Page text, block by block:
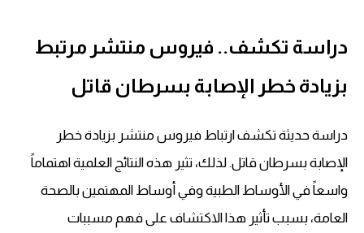
دراسة تكشف.. فيروس منتشر مرتبط
بزيادة خطر الإصابة بسرطان قاتل
دراسة حديثة تكشف ارتباط فيروس منتشر بزيادة خطر
الإصابة بسرطان قاتل. لذلك، تثير هذه النتائج العلمية اهتماماً
واسعاً في الأوساط الطبية وفي أوساط المهتمين بالصحة
العامة، بسبب تأثير هذا الاكتشاف على فهم مسببات